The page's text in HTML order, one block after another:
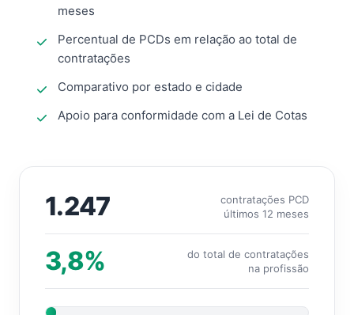
meses
Percentual de PCDs em relação ao total de
contratações
Comparativo por estado e cidade
Apoio para conformidade com a Lei de Cotas
1.247
contratações PCD
últimos 12 meses
3,8%
do total de contratações
na profissão